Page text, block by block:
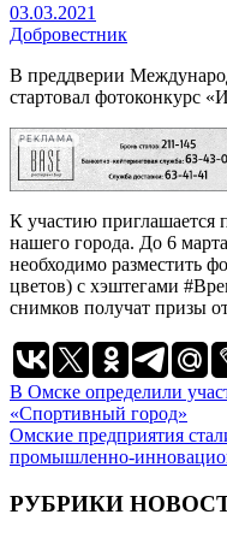
03.03.2021
Добровестник
В преддверии
стартовал фотоконкурс
РЕКЛАМА
К участию приглашается
нашего города. До 6
необходимо разместить
цветов) с хэштегами
снимков получат призы
Навигация
по
записям
В Омске определили
«Спортивный город»
Омские предприятия
промышленно-
РУБРИКИ